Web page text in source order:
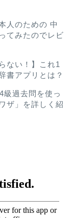
人のための 中
てみたのでレビ
ない！】これ1
書アプリとは？
級過去問を使っ
ザ」を詳しく紹